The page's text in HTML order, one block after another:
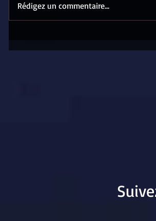
Rédigez un commentaire...